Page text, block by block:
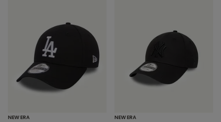
NEW ERA NEW ERA